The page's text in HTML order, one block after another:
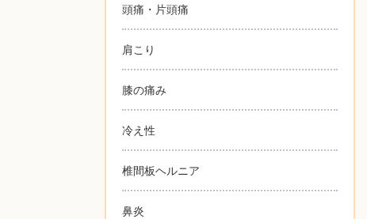
頭痛・片頭痛
肩こり
膝の痛み
冷え性
椎間板ヘルニア
鼻炎